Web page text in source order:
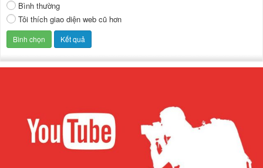
Bình thường
Tôi thích giao diện web cũ hơn